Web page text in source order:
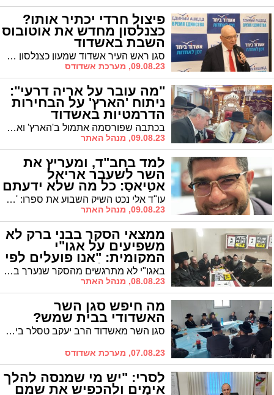
פיצול חרדי יכתיר אותו?
כצנלסון מחדש את אוטובוס
השבת באשדוד
סגן ראש העיר אשדוד שמעון כצנלסון פעל לחידוש 'אוטובוס השבת' ברחבי העיר * כצנלסון: "העשייה שלי היא למען הציבור בעיר" * גורמים חרדיים חזרו והדגישו את ההרס הגלום בפיצול הקול החרדי בבחירות לראשות העיר: "אם חיפשנו דוגמאות - הנה הקדימון"
09.08.23, מערכת אשדודס
"מה עובר על אריה דרעי":
ניתוח 'הארץ' על הבחירות
הדרמטיות באשדוד
בכתבה שפורסמה אתמול ב'הארץ' ואשר מנתחת את המתרחש בערים החרדיות, ניתנת הצצה למתרחש באשדוד ונכתב כי למה שקורה בעיר יהיו השלכות על ערים אחרות, בעיקר בני ברק * דברים מפי כתבם
09.08.23, מנהל האתר
למד בחב"ד, ומעריץ את
השר לשעבר אריאל
אטיאס: כל מה שלא ידעתם
על אלי נכט עו"ד אלי נכט השיק השבוע את ספרו: 'חזונכט'. בפרק הראשון הוא מגולל את הסיבות שהניעו אותו להיכנס לפוליטיקה, אך בה בעת מטיח רפש בכצנלסון, ועל הדרך מספר כי למד בחב"ד והיה עוזרו של שר התקשורת בעבר אריאל אטיאס ש"היה שר התקשורת המוצלח ביותר בלי טלוויזיה בבית". הנה הפרק הראשון
09.08.23, מנהל האתר
ממצאי הסקר בבני ברק לא
משפיעים על אגו"י
המקומית: "אנו פועלים לפי
מה שטוב לעיר" באגו"י לא מתרגשים מהסקר שנערך בבני ברק, על אף שמדובר בממצאים מפתיעים. "קיבלנו את ההחלטה לפי מה שטוב לאשדוד", אומר לנו גורם בכיר באגו"י. "ואנו פועלים לפי מה שטוב לעיר"
08.08.23, מנהל האתר
מה חיפש סגן השר
האשדודי בבית שמש?
סגן השר מאשדוד הרב יעקב טסלר ביקר היום בבית שמש ונועד עם מנהלי המוסדות המקומיים וראשי הקהילות של חסידות ויזניץ בעיר לקראת הבחירות המוניציפאליות בעיר
07.08.23, מערכת אשדודס
לסרי: "יש מי שמנסה להלך
אימים ולהכפיש את שמם